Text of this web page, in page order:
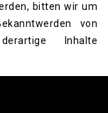
bitten wir um
von
Inhalte